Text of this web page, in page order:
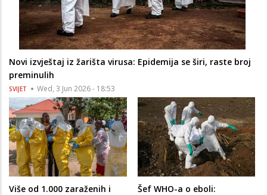
Novi izvještaj iz žarišta virusa: Epidemija se širi, raste broj
preminulih
SVIJET Wed, 3 Jun 2026 - 18:53
Više od 1.000 zaraženih i
Šef WHO-a o eboli: